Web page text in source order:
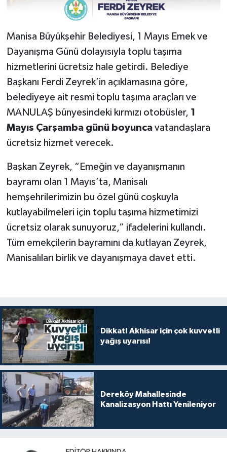
Manisa Büyükşehir Belediyesi, 1 Mayıs Emek ve
Dayanışma Günü dolayısıyla toplu taşıma
hizmetlerini ücretsiz hale getirdi. Belediye
Başkanı Ferdi Zeyrek’in açıklamasına göre,
belediyeye ait resmi toplu taşıma araçları ve
MANULAŞ bünyesindeki kırmızı otobüsler, 1
Mayıs Çarşamba günü boyuncavatandaşlara
ücretsiz hizmet verecek.
Başkan Zeyrek, “Emeğin ve dayanışmanın
bayramı olan 1 Mayıs’ta, Manisalı
hemşehrilerimizin bu özel günü coşkuyla
kutlayabilmeleri için toplu taşıma hizmetimizi
ücretsiz olarak sunuyoruz,” ifadelerini kullandı.
Tüm emekçilerin bayramını da kutlayan Zeyrek,
Manisalıları birlik ve dayanışmaya davet etti.
Dikkat! Akhisar için çok kuvvetli
yağış uyarısı!
Dereköy Mahallesinde
Kanalizasyon Hattı Yenileniyor